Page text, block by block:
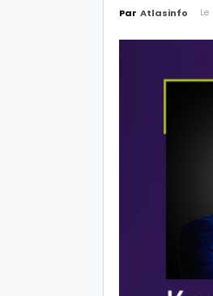
Par Atlasinfo Le